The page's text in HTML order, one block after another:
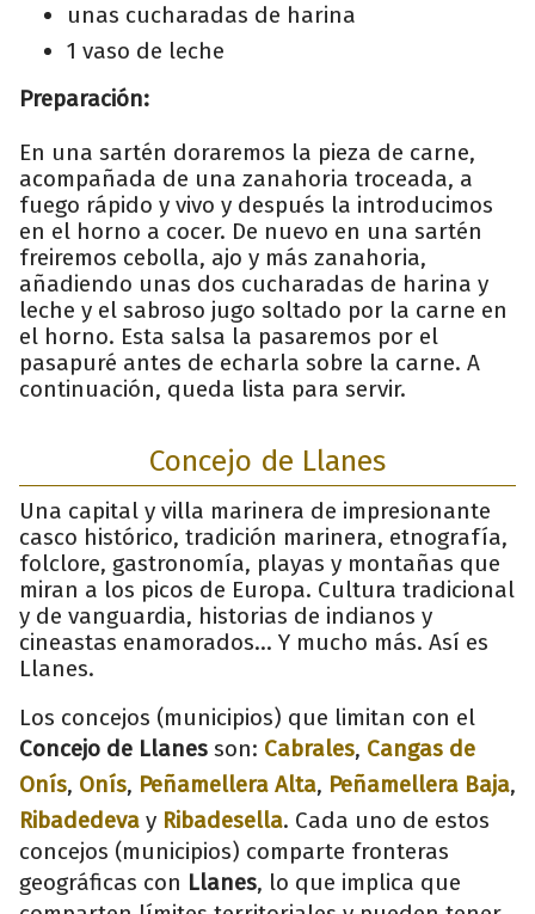
unas cucharadas de harina
1 vaso de leche
Preparación:
En una sartén doraremos la pieza de carne,
acompañada de una zanahoria troceada, a
fuego rápido y vivo y después la introducimos
en el horno a cocer. De nuevo en una sartén
freiremos cebolla, ajo y más zanahoria,
añadiendo unas dos cucharadas de harina y
leche y el sabroso jugo soltado por la carne en
el horno. Esta salsa la pasaremos por el
pasapuré antes de echarla sobre la carne. A
continuación, queda lista para servir.
Concejo de Llanes
Una capital y villa marinera de impresionante
casco histórico, tradición marinera, etnografía,
folclore, gastronomía, playas y montañas que
miran a los picos de Europa. Cultura tradicional
y de vanguardia, historias de indianos y
cineastas enamorados... Y mucho más. Así es
Llanes.
Los concejos (municipios) que limitan con el
Concejo de Llanes son: Cabrales, Cangas de
Onís, Onís, Peñamellera Alta, Peñamellera Baja,
Ribadedeva y Ribadesella. Cada uno de estos
concejos (municipios) comparte fronteras
geográficas con Llanes, lo que implica que